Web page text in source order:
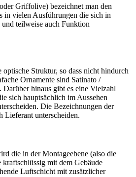
Griffolive) bezeichnet man den
in vielen Ausführungen die sich in
teilweise auch Funktion
Struktur, so dass nicht hindurch
Ornamente sind Satinato /
hinaus gibt es eine Vielzahl
sich hauptsächlich im Aussehen
Die Bezeichnungen der
Lieferant unterscheiden.
die in der Montageebene (also die
mit dem Gebäude
Luftschicht mit zusätzlicher